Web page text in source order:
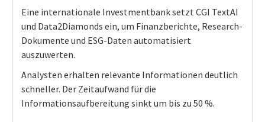
Eine internationale Investmentbank setzt CGI TextAI
und Data2Diamonds ein, um Finanzberichte, Research-
Dokumente und ESG-Daten automatisiert
auszuwerten.
Analysten erhalten relevante Informationen deutlich
schneller. Der Zeitaufwand für die
Informationsaufbereitung sinkt um bis zu 50 %.